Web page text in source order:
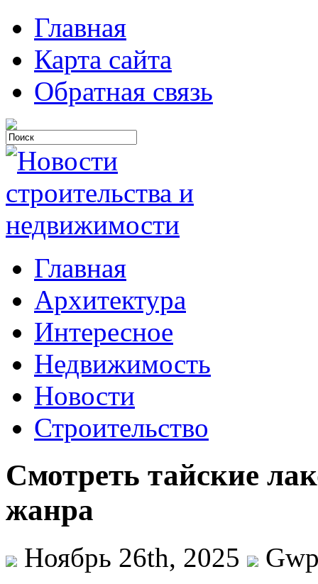
Главная
Карта сайта
Обратная связь
Главная
Архитектура
Интересное
Недвижимость
Новости
Строительство
Смотреть тайские
жанра
Ноябрь 26th, 2025